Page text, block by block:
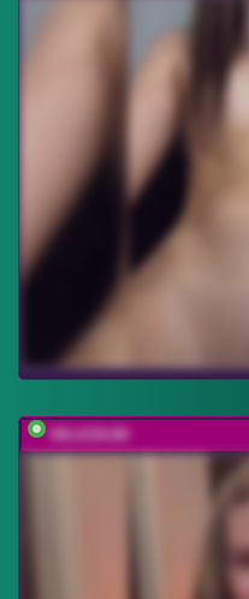
MILEDIUM